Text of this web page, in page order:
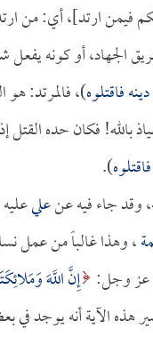
فيمن ارتد]، أي: من
الجهاد، أو كونه يفعل
فاقتلوه)، فالمرتد: هو
بالله! فكان حده
).
وقد جاء فيه عنعلي
، وهذا غالباً من عمل
عز وجل: إِنَّ اللَّهَ